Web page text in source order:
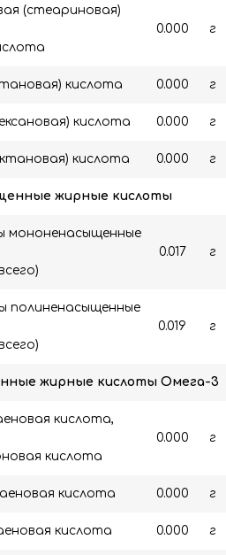
(стеариновая)
0.000 г
кислота 0.000 г
кислота 0.000 г
кислота 0.000 г
жирные кислоты
мононенасыщенные
0.017 г
полиненасыщенные
0.019 г
жирные кислоты Омега-3
кислота,
кислота
0.000 г
кислота 0.000 г
кислота 0.000 г